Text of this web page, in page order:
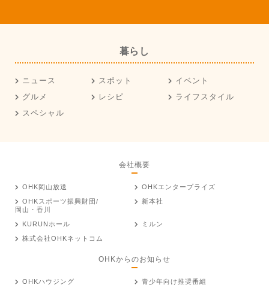
暮らし
ニュース スポット
イベント
グルメ
レシピ
ライフスタイル
スペシャル
会社概要
OHK岡山放送
OHKエンタープライズ
OHKスポーツ振興財団/
岡山・香川
新本社
KURUNホール
ミルン
株式会社OHKネットコム
OHKからのお知らせ
OHKハウジング
青少年向け推奨番組